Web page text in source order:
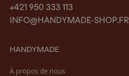
+421 950 333 113
INFO@HANDYMADE-SHOP.FR
HANDYMADE
À propos de nous